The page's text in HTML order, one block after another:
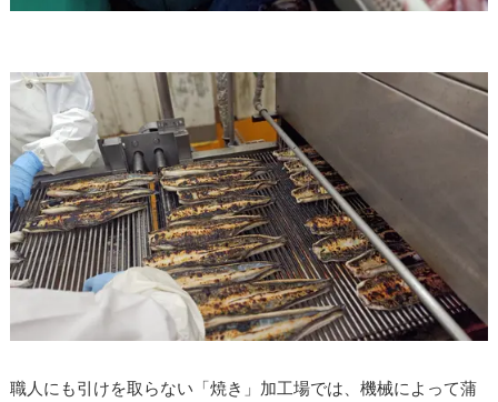
職人にも引けを取らない「焼き」加工場では、機械によって蒲